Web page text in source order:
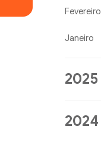
Fevereiro
Janeiro
2025
2024